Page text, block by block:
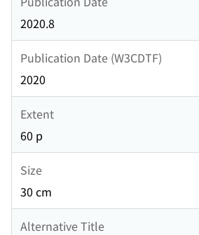
2020.8
Publication Date (W3CDTF)
2020
Extent
60 p
Size
30 cm
Alternative Title